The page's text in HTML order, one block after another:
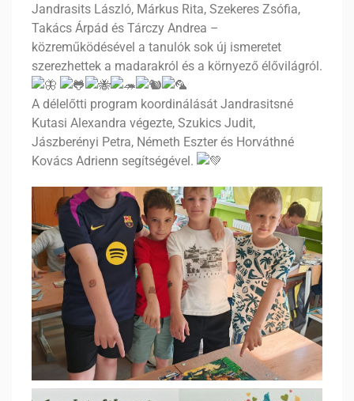
Jandrasits László, Márkus Rita, Szekeres Zsófia,
Takács Árpád és Tárczy Andrea –
közreműködésével a tanulók sok új ismeretet
szerezhettek a madarakról és a környező élővilágról.
A délelőtti program koordinálását Jandrasitsné
Kutasi Alexandra végezte, Szukics Judit,
Jászberényi Petra, Németh Eszter és Horváthné
Kovács Adrienn segítségével.